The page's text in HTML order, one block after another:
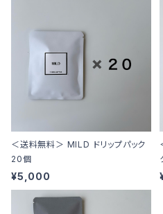
＜送料無料＞ MILD ドリップパック
20個
¥5,000